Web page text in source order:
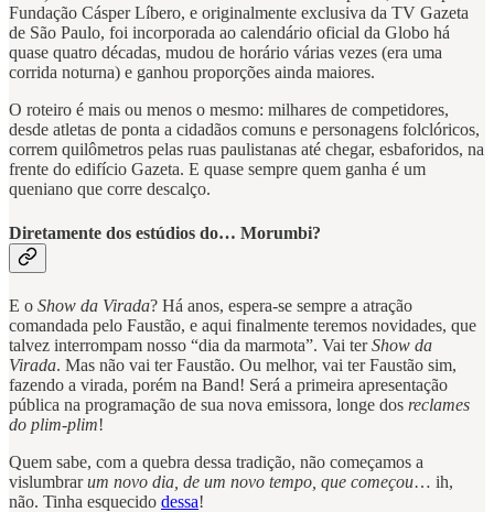
Fundação Cásper Líbero, e originalmente exclusiva da TV Gazeta
de São Paulo, foi incorporada ao calendário oficial da Globo há
quase quatro décadas, mudou de horário várias vezes (era uma
corrida noturna) e ganhou proporções ainda maiores.
O roteiro é mais ou menos o mesmo: milhares de competidores,
desde atletas de ponta a cidadãos comuns e personagens folclóricos,
correm quilômetros pelas ruas paulistanas até chegar, esbaforidos, na
frente do edifício Gazeta. E quase sempre quem ganha é um
queniano que corre descalço.
Diretamente dos estúdios do… Morumbi?
E o Show da Virada? Há anos, espera-se sempre a atração
comandada pelo Faustão, e aqui finalmente teremos novidades, que
talvez interrompam nosso “dia da marmota”. Vai terShow da
Virada. Mas não vai ter Faustão. Ou melhor, vai ter Faustão sim,
fazendo a virada, porém na Band! Será a primeira apresentação
pública na programação de sua nova emissora, longe dos reclames
do plim-plim!
Quem sabe, com a quebra dessa tradição, não começamos a
vislumbrarum novo dia, de um novo tempo, que começou… ih,
não. Tinha esquecido dessa!